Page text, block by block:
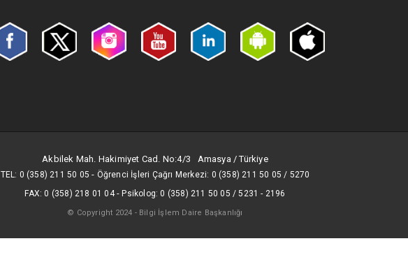
Akbilek Mah. Hakimiyet Cad. No:4/3 Amasya / Türkiye
TEL: 0 (358) 211 50 05 - Öğrenci İşleri Çağrı Merkezi: 0 (358) 211 50 05 / 5270
FAX: 0 (358) 218 01 04-Psikolog: 0 (358) 211 50 05 / 5231 - 2196
© Copyright 2024 - Bilgi İşlem Daire Başkanlığı